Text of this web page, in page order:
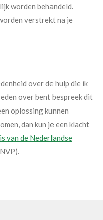
worden behandeld.
verstrekt na je
over de hulp die ik
over bent bespreek dit
oplossing kunnen
dan kun je een klacht
van de Nederlandse